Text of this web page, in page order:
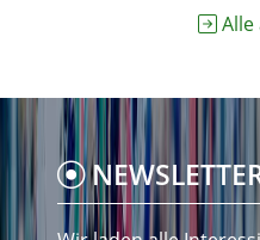
Alle